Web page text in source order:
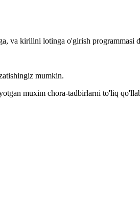
kirillni lotinga o'girish programmasi
mumkin.
muxim chora-tadbirlarni to'liq